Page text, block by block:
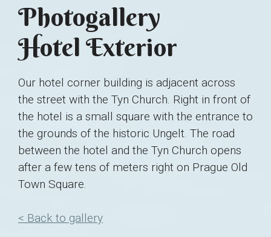
Photogallery
Hotel Exterior
Our hotel corner building is adjacent across
the street with the Tyn Church. Right in front of
the hotel is a small square with the entrance to
the grounds of the historic Ungelt. The road
between the hotel and the Tyn Church opens
after a few tens of meters right on Prague Old
Town Square.
< Back to gallery